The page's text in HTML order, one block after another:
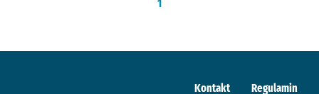
1
Kontakt Regulamin